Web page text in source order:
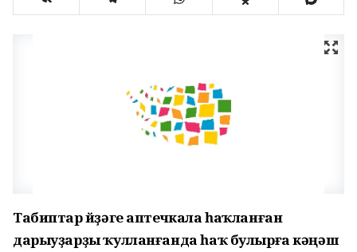
Табиптар өйҙәге аптечкала һаҡланған
дарыуҙарҙы ҡулланғанда һаҡ булырға кәңәш